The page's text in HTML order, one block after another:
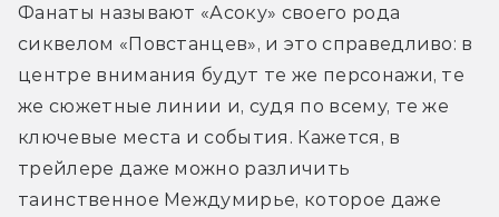
Фанаты называют «Асоку» своего рода
сиквелом «Повстанцев», и это справедливо: в
центре внимания будут те же персонажи, те
же сюжетные линии и, судя по всему, те же
ключевые места и события. Кажется, в
трейлере даже можно различить
таинственное Междумирье, которое даже